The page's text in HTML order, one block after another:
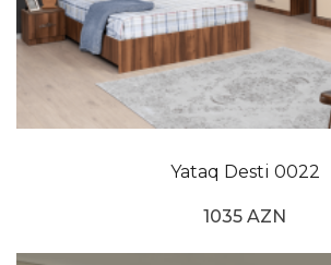
Yataq Desti 0022
1035 AZN